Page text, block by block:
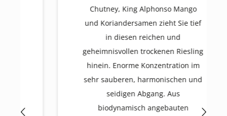
Chutney, King Alphonso Mango
und Koriandersamen zieht Sie tief
in diesen reichen und
geheimnisvollen trockenen Riesling
hinein. Enorme Konzentration im
sehr sauberen, harmonischen und
seidigen Abgang. Aus
biodynamisch angebauten